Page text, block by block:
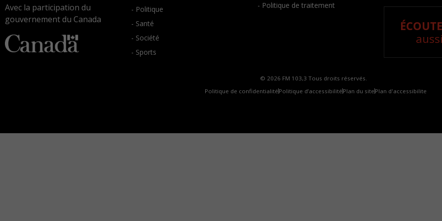
Avec la participation du
gouvernement du Canada
- Politique
- Santé
- Société
- Sports
- Politique de traitement
© 2026 FM 103,3 Tous droits réservés.
Politique de confidentialité Politique d’accessibilité Plan du site Plan d'accessibilite